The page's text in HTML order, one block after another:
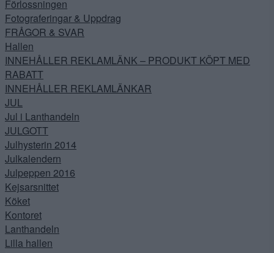
Förlossningen
Fotograferingar & Uppdrag
FRÅGOR & SVAR
Hallen
INNEHÅLLER REKLAMLÄNK – PRODUKT KÖPT MED
RABATT
INNEHÅLLER REKLAMLÄNKAR
JUL
Jul i Lanthandeln
JULGOTT
Julhysterin 2014
Julkalendern
Julpeppen 2016
Kejsarsnittet
Köket
Kontoret
Lanthandeln
Lilla hallen